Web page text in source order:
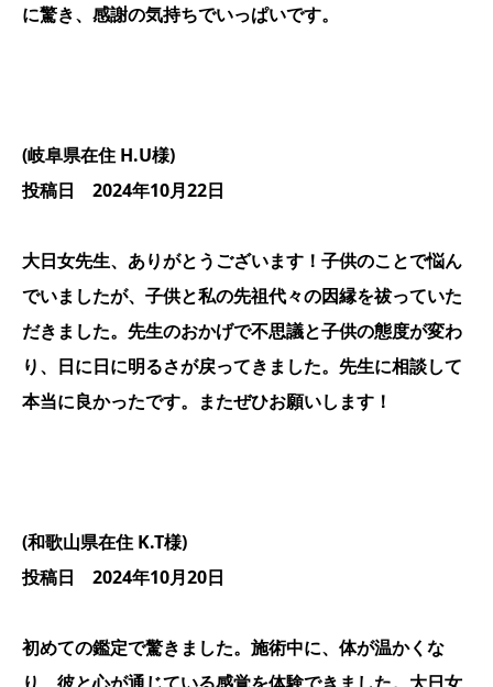
に驚き、感謝の気持ちでいっぱいです。
(岐阜県在住 H.U様)
投稿日 2024年10月22日
大日女先生、ありがとうございます！子供のことで悩ん
でいましたが、子供と私の先祖代々の因縁を祓っていた
だきました。先生のおかげで不思議と子供の態度が変わ
り、日に日に明るさが戻ってきました。先生に相談して
本当に良かったです。またぜひお願いします！
(和歌山県在住 K.T様)
投稿日 2024年10月20日
初めての鑑定で驚きました。施術中に、体が温かくな